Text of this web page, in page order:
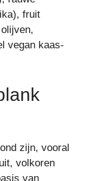
fruit
vegan kaas-
zijn, vooral
volkoren
van